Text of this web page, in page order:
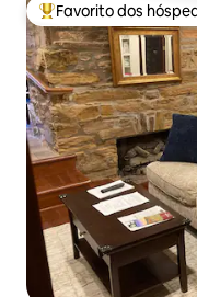
Favoritos dos
Favorito dos